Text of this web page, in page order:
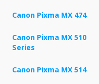
Canon Pixma MX 474
Canon Pixma MX 510
Series
Canon Pixma MX 514